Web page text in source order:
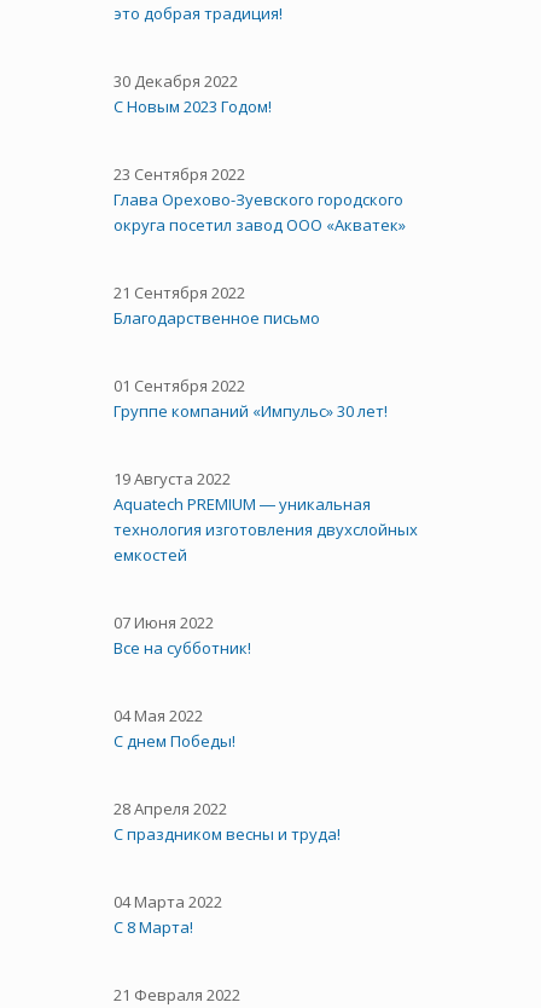
это добрая традиция!
30 Декабря 2022
С Новым 2023 Годом!
23 Сентября 2022
Глава Орехово-Зуевского городского
округа посетил завод ООО «Акватек»
21 Сентября 2022
Благодарственное письмо
01 Сентября 2022
Группе компаний «Импульс» 30 лет!
19 Августа 2022
Aquatech PREMIUM ― уникальная
технология изготовления двухслойных
емкостей
07 Июня 2022
Все на субботник!
04 Мая 2022
С днем Победы!
28 Апреля 2022
С праздником весны и труда!
04 Марта 2022
С 8 Марта!
21 Февраля 2022